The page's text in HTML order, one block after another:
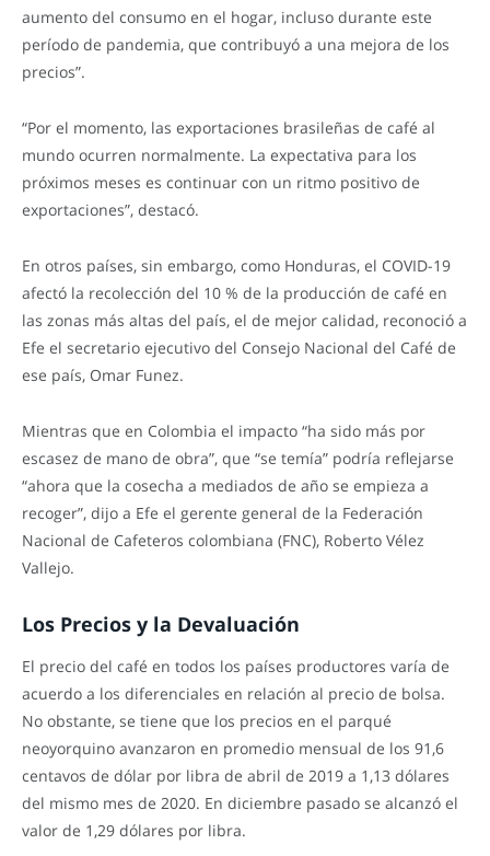
aumento del consumo en el hogar, incluso durante este
período de pandemia, que contribuyó a una mejora de los
precios”.
“Por el momento, las exportaciones brasileñas de café al
mundo ocurren normalmente. La expectativa para los
próximos meses es continuar con un ritmo positivo de
exportaciones”, destacó.
En otros países, sin embargo, como Honduras, el COVID-19
afectó la recolección del 10 % de la producción de café en
las zonas más altas del país, el de mejor calidad, reconoció a
Efe el secretario ejecutivo del Consejo Nacional del Café de
ese país, Omar Funez.
Mientras que en Colombia el impacto “ha sido más por
escasez de mano de obra”, que “se temía” podría reflejarse
“ahora que la cosecha a mediados de año se empieza a
recoger”, dijo a Efe el gerente general de la Federación
Nacional de Cafeteros colombiana (FNC), Roberto Vélez
Vallejo.
Los Precios y la Devaluación
El precio del café en todos los países productores varía de
acuerdo a los diferenciales en relación al precio de bolsa.
No obstante, se tiene que los precios en el parqué
neoyorquino avanzaron en promedio mensual de los 91,6
centavos de dólar por libra de abril de 2019 a 1,13 dólares
del mismo mes de 2020. En diciembre pasado se alcanzó el
valor de 1,29 dólares por libra.